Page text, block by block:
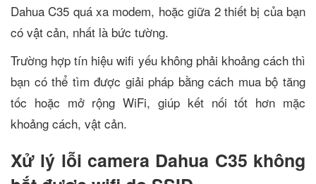
Dahua C35 quá xa modem, hoặc giữa 2 thiết bị của bạn
có vật cản, nhất là bức tường.
Trường hợp tín hiệu wifi yếu không phải khoảng cách thì
bạn có thể tìm được giải pháp bằng cách mua bộ tăng
tốc hoặc mở rộng WiFi, giúp kết nối tốt hơn mặc
khoảng cách, vật cản.
Xử lý lỗi camera Dahua C35 không